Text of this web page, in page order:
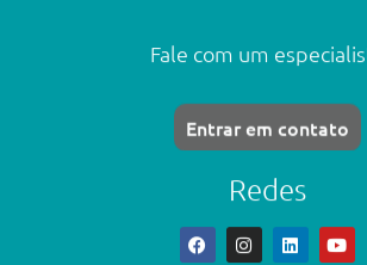
Fale com um
Entrar em contato
Redes